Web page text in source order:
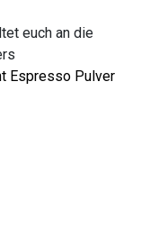
euch an die
Espresso Pulver